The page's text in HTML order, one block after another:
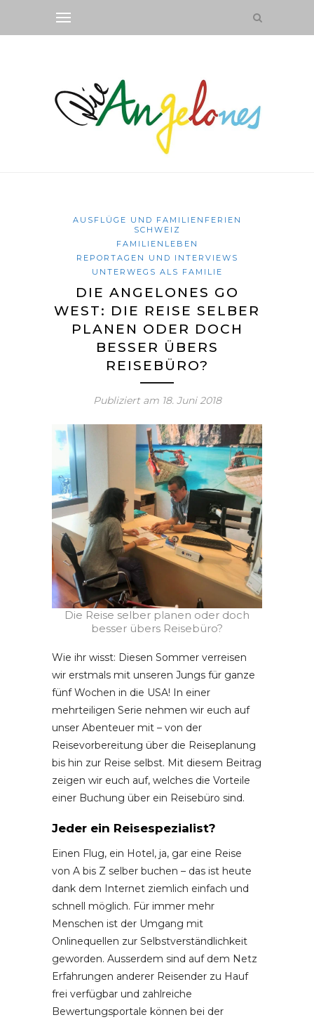
AUSFLÜGE UND FAMILIENFERIEN
SCHWEIZ
FAMILIENLEBEN
REPORTAGEN UND INTERVIEWS
UNTERWEGS ALS FAMILIE
DIE ANGELONES GO
WEST: DIE REISE SELBER
PLANEN ODER DOCH
BESSER ÜBERS
REISEBÜRO?
Publiziert am 18. Juni 2018
Die Reise selber planen oder doch
besser übers Reisebüro?
Wie ihr wisst: Diesen Sommer verreisen
wir erstmals mit unseren Jungs für ganze
fünf Wochen in die USA! In einer
mehrteiligen Serie nehmen wir euch auf
unser Abenteuer mit – von der
Reisevorbereitung über die Reiseplanung
bis hin zur Reise selbst. Mit diesem Beitrag
zeigen wir euch auf, welches die Vorteile
einer Buchung über ein Reisebüro sind.
Jeder ein Reisespezialist?
Einen Flug, ein Hotel, ja, gar eine Reise
von A bis Z selber buchen – das ist heute
dank dem Internet ziemlich einfach und
schnell möglich. Für immer mehr
Menschen ist der Umgang mit
Onlinequellen zur Selbstverständlichkeit
geworden. Ausserdem sind auf dem Netz
Erfahrungen anderer Reisender zu Hauf
frei verfügbar und zahlreiche
Bewertungsportale können bei der